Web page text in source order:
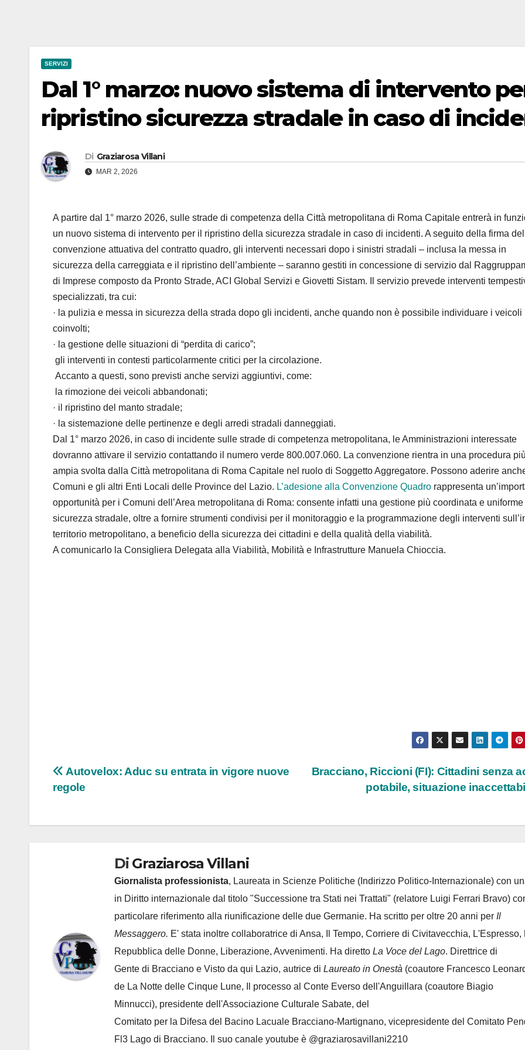
SERVIZI
Dal 1° marzo: nuovo sistema di intervento
ripristino sicurezza stradale in caso di
Di Graziarosa Villani
MAR 2, 2026
A partire dal 1° marzo 2026, sulle strade di competenza della Città metropolitana di Roma Capitale entrerà in
un nuovo sistema di intervento per il ripristino della sicurezza stradale in caso di incidenti. A seguito della firma
convenzione attuativa del contratto quadro, gli interventi necessari dopo i sinistri stradali – inclusa la messa in
sicurezza della carreggiata e il ripristino dell’ambiente – saranno gestiti in concessione di servizio dal
di Imprese composto da Pronto Strade, ACI Global Servizi e Giovetti Sistam. Il servizio prevede interventi
specializzati, tra cui:
· la pulizia e messa in sicurezza della strada dopo gli incidenti, anche quando non è possibile individuare i veicoli
coinvolti;
· la gestione delle situazioni di “perdita di carico”;
gli interventi in contesti particolarmente critici per la circolazione.
Accanto a questi, sono previsti anche servizi aggiuntivi, come:
la rimozione dei veicoli abbandonati;
· il ripristino del manto stradale;
· la sistemazione delle pertinenze e degli arredi stradali danneggiati.
Dal 1° marzo 2026, in caso di incidente sulle strade di competenza metropolitana, le Amministrazioni interessate
dovranno attivare il servizio contattando il numero verde 800.007.060. La convenzione rientra in una procedura più
ampia svolta dalla Città metropolitana di Roma Capitale nel ruolo di Soggetto Aggregatore. Possono aderire
Comuni e gli altri Enti Locali delle Province del Lazio. L’adesione alla Convenzione Quadro rappresenta
opportunità per i Comuni dell’Area metropolitana di Roma: consente infatti una gestione più coordinata e
sicurezza stradale, oltre a fornire strumenti condivisi per il monitoraggio e la programmazione degli interventi
territorio metropolitano, a beneficio della sicurezza dei cittadini e della qualità della viabilità.
A comunicarlo la Consigliera Delegata alla Viabilità, Mobilità e Infrastrutture Manuela Chioccia.
Navigazione
articoli
Bracciano, Riccioni (FI): Cittadini senza
potabile, situazione
Autovelox: Aduc su entrata in vigore nuove
regole
Di Graziarosa Villani
Giornalista professionista, Laureata in Scienze Politiche (Indirizzo Politico-Internazionale) con
in Diritto internazionale dal titolo "Successione tra Stati nei Trattati" (relatore Luigi Ferrari Bravo)
particolare riferimento alla riunificazione delle due Germanie. Ha scritto per oltre 20 anni per Il
Messaggero. E' stata inoltre collaboratrice di Ansa, Il Tempo, Corriere di Civitavecchia, L'Espresso,
Repubblica delle Donne, Liberazione, Avvenimenti. Ha diretto La Voce del Lago. Direttrice di
Gente di Bracciano e Visto da qui Lazio, autrice di Laureato in Onestà (coautore Francesco
de La Notte delle Cinque Lune, Il processo al Conte Everso dell'Anguillara (coautore Biagio
Minnucci), presidente dell'Associazione Culturale Sabate, del
Comitato per la Difesa del Bacino Lacuale Bracciano-Martignano, vicepresidente del Comitato
Fl3 Lago di Bracciano. Il suo canale youtube è @graziarosavillani2210